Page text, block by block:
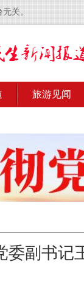
关。
旅游见闻
委副书记